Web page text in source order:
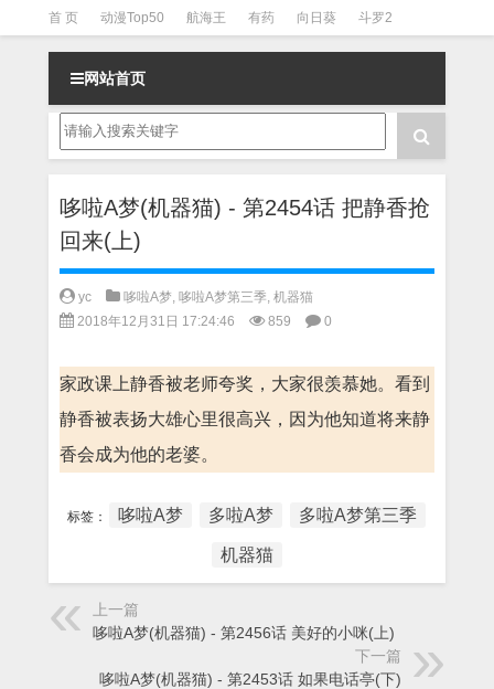
首 页 动漫Top50 航海王 有药 向日葵 斗罗2
斗罗3 火影 一拳超人 柯南 阴阳师 节目清单
网站首页
哆啦A梦(机器猫) - 第2454话 把静香抢
回来(上)
yc 哆啦A梦, 哆啦A梦第三季, 机器猫
2018年12月31日 17:24:46
859 0
家政课上静香被老师夸奖，大家很羡慕她。看到
静香被表扬大雄心里很高兴，因为他知道将来静
香会成为他的老婆。
标签： 哆啦A梦 多啦A梦 多啦A梦第三季
机器猫
上一篇
哆啦A梦(机器猫) - 第2456话 美好的小咪(上)
下一篇
哆啦A梦(机器猫) - 第2453话 如果电话亭(下)